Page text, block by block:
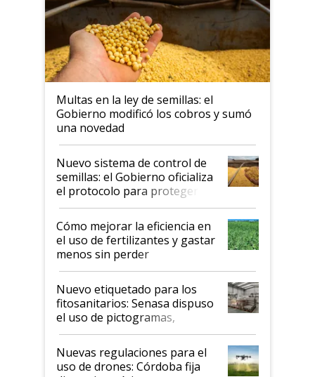
Multas en la ley de semillas: el
Gobierno modificó los cobros y sumó
una novedad
Nuevo sistema de control de
semillas: el Gobierno oficializa
el protocolo para proteger la
propiedad intelectual
Cómo mejorar la eficiencia en
el uso de fertilizantes y gastar
menos sin perder
productividad en la campaña
fina
Nuevo etiquetado para los
fitosanitarios: Senasa dispuso
el uso de pictogramas,
palabras de advertencia e
indicaciones
Nuevas regulaciones para el
uso de drones: Córdoba fija